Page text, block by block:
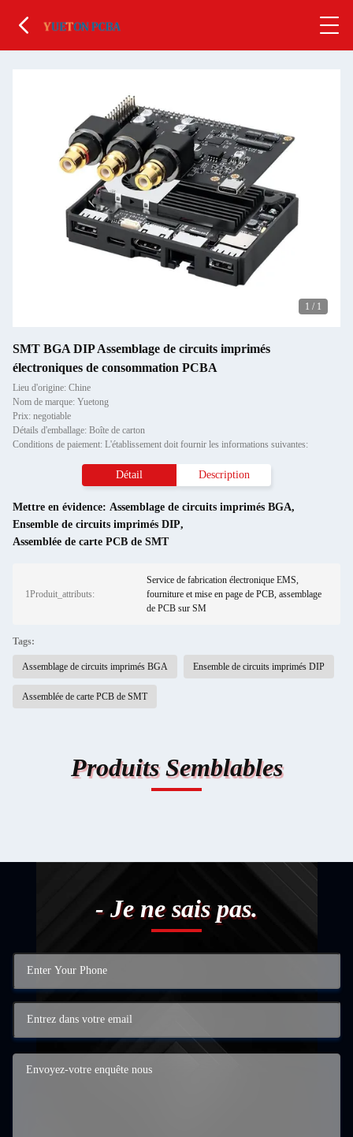
1 / 1
SMT BGA DIP Assemblage de circuits imprimés
électroniques de consommation PCBA
Lieu d'origine: Chine
Nom de marque: Yuetong
Prix: negotiable
Détails d'emballage: Boîte de carton
Conditions de paiement: L'établissement doit fournir les informations suivantes:
Détail Description
Mettre en évidence: Assemblage de circuits imprimés BGA,
Ensemble de circuits imprimés DIP,
Assemblée de carte PCB de SMT
1Produit_attributs:
Service de fabrication électronique EMS,
fourniture et mise en page de PCB, assemblage
de PCB sur SM
Tags:
Assemblage de circuits imprimés BGA Ensemble de circuits imprimés DIP
Assemblée de carte PCB de SMT
Produits Semblables
- Je ne sais pas.